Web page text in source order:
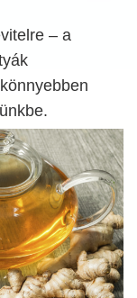
– a